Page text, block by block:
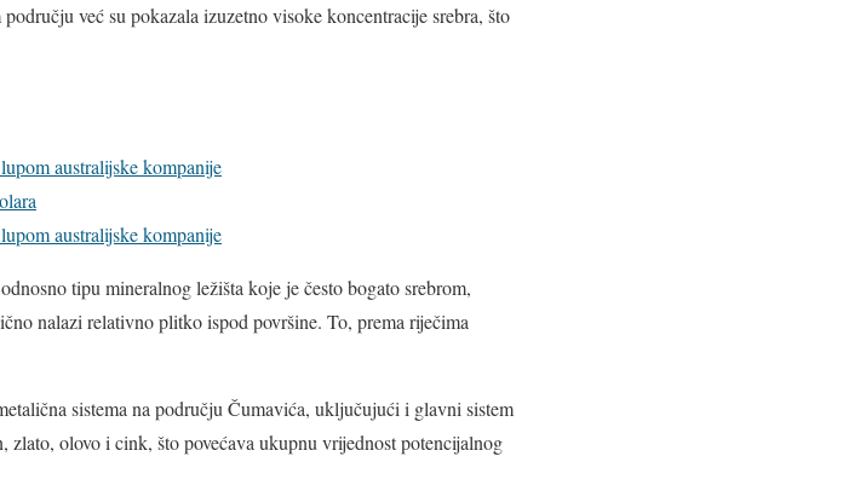
već su pokazala izuzetno visoke koncentracije srebra, što
australijske kompanije
australijske kompanije
tipu mineralnog ležišta koje je često bogato srebrom,
nalazi relativno plitko ispod površine. To, prema riječima
sistema na području Čumavića, uključujući i glavni sistem
olovo i cink, što povećava ukupnu vrijednost potencijalnog